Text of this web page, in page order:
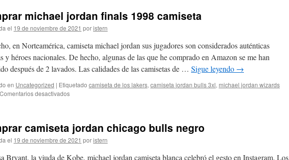
chicago
michael jordan finals 1998 camiseta
el 19 de noviembre de 2021 poristern
en Norteamérica, camiseta michael jordan sus jugadores son considerados auténticas
y héroes nacionales. De hecho, algunas de las que he comprado en Amazon se me han
después de 2 lavados. Las calidades de las camisetas de … Sigue leyendo →
en Uncategorized | Etiquetado camiseta de los lakers, camiseta jordan bulls 3xl, michael jordan wizards
Comentarios desactivadosen
finals
1998
camiseta
camiseta jordan chicago bulls negro
el 19 de noviembre de 2021 poristern
Bryant, la viuda de Kobe, michael jordan camiseta blanca celebró el gesto en Instagram. Los